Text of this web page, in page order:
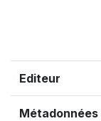
Editeur
Métadonnées